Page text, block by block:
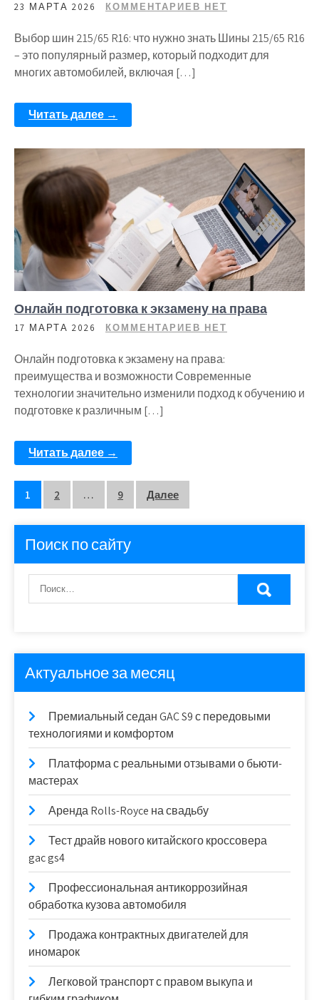
23 МАРТА 2026 КОММЕНТАРИЕВ НЕТ
Выбор шин 215/65 R16: что нужно знать Шины 215/65 R16
– это популярный размер, который подходит для
многих автомобилей, включая […]
Читать далее →
Онлайн подготовка к экзамену на права
17 МАРТА 2026 КОММЕНТАРИЕВ НЕТ
Онлайн подготовка к экзамену на права:
преимущества и возможности Современные
технологии значительно изменили подход к обучению и
подготовке к различным […]
Читать далее →
Пагинация
записей
1 2 … 9 Далее
Поиск по сайту
Актуальное за месяц
Премиальный седан GAC S9 с передовыми
технологиями и комфортом
Платформа с реальными отзывами о бьюти-
мастерах
Аренда Rolls-Royce на свадьбу
Тест драйв нового китайского кроссовера
gac gs4
Профессиональная антикоррозийная
обработка кузова автомобиля
Продажа контрактных двигателей для
иномарок
Легковой транспорт с правом выкупа и